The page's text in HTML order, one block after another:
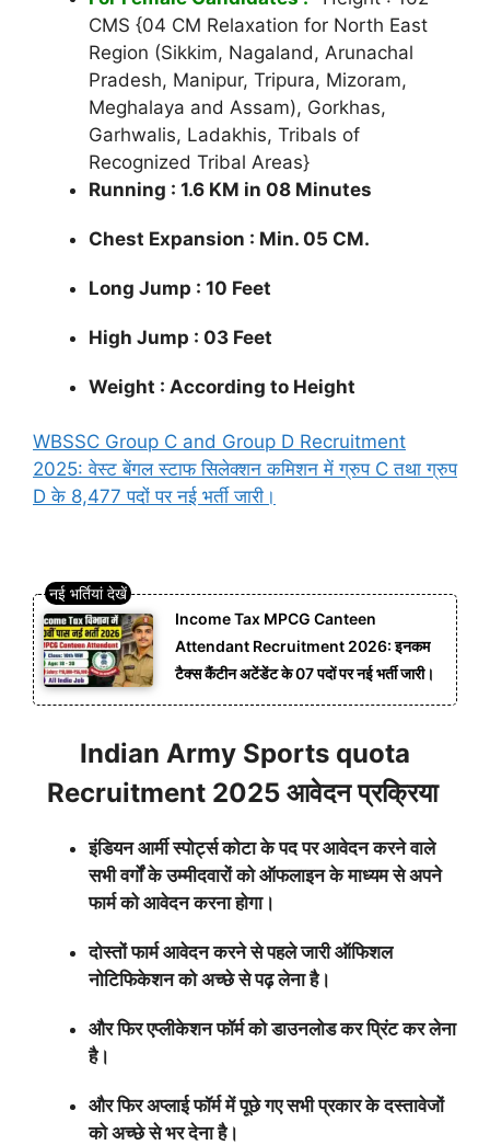
CMS {04 CM Relaxation for North East
Region (Sikkim, Nagaland, Arunachal
Pradesh, Manipur, Tripura, Mizoram,
Meghalaya and Assam), Gorkhas,
Garhwalis, Ladakhis, Tribals of
Recognized Tribal Areas}
Running : 1.6 KM in 08 Minutes
Chest Expansion : Min. 05 CM.
Long Jump : 10 Feet
High Jump : 03 Feet
Weight : According to Height
WBSSC Group C and Group D Recruitment
2025: वेस्ट बेंगल स्टाफ सिलेक्शन कमिशन में ग्रुप C तथा ग्रुप
D के 8,477 पदों पर नई भर्ती जारी।
Income Tax MPCG Canteen
Attendant Recruitment 2026: इनकम
टैक्स कैंटीन अटेंडेंट के 07 पदों पर नई भर्ती जारी।
Indian Army Sports quota
Recruitment 2025 आवेदन प्रक्रिया
इंडियन आर्मी स्पोर्ट्स कोटा के पद पर आवेदन करने वाले
सभी वर्गों के उम्मीदवारों को ऑफलाइन के माध्यम से अपने
फार्म को आवेदन करना होगा।
दोस्तों फार्म आवेदन करने से पहले जारी ऑफिशल
नोटिफिकेशन को अच्छे से पढ़ लेना है।
और फिर एप्लीकेशन फॉर्म को डाउनलोड कर प्रिंट कर लेना
है।
और फिर अप्लाई फॉर्म में पूछे गए सभी प्रकार के दस्तावेजों
को अच्छे से भर देना है।